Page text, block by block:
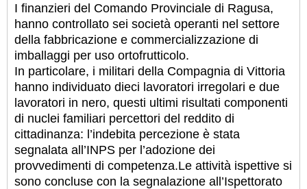
I finanzieri del Comando Provinciale di Ragusa,
hanno controllato sei società operanti nel settore
della fabbricazione e commercializzazione di
imballaggi per uso ortofrutticolo.
In particolare, i militari della Compagnia di Vittoria
hanno individuato dieci lavoratori irregolari e due
lavoratori in nero, questi ultimi risultati componenti
di nuclei familiari percettori del reddito di
cittadinanza: l’indebita percezione è stata
segnalata all’INPS per l’adozione dei
provvedimenti di competenza.Le attività ispettive si
sono concluse con la segnalazione all’Ispettorato